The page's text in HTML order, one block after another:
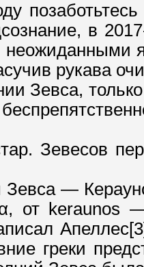
в
рукава
Зевса,
Зевесов
—
от
греки